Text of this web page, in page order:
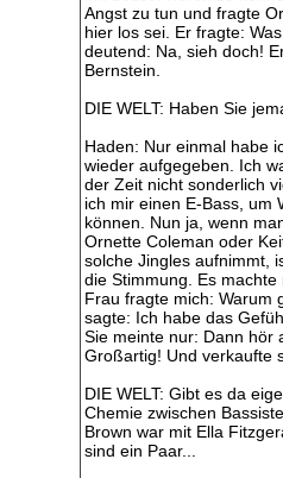
Angst zu tun und fragte
hier los sei. Er fragte:
deutend: Na, sieh doch!
Bernstein.
DIE WELT: Haben Sie
Haden: Nur einmal habe
wieder aufgegeben. Ich
der Zeit nicht sonderlich
ich mir einen E-Bass, um
können. Nun ja, wenn
Ornette Coleman oder
solche Jingles aufnimmt,
die Stimmung. Es
Frau fragte mich: Warum
sagte: Ich habe das
Sie meinte nur: Dann hör
Großartig! Und verkaufte
DIE WELT: Gibt es da
Chemie zwischen
Brown war mit Ella
sind ein Paar...